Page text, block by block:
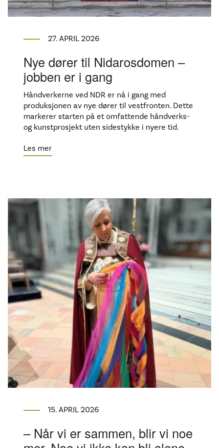
27. APRIL 2026
Nye dører til Nidarosdomen –
jobben er i gang
Håndverkerne ved NDR er nå i gang med
produksjonen av nye dører til vestfronten. Dette
markerer starten på et omfattende håndverks-
og kunstprosjekt uten sidestykke i nyere tid.
Les mer
15. APRIL 2026
– Når vi er sammen, blir vi noe